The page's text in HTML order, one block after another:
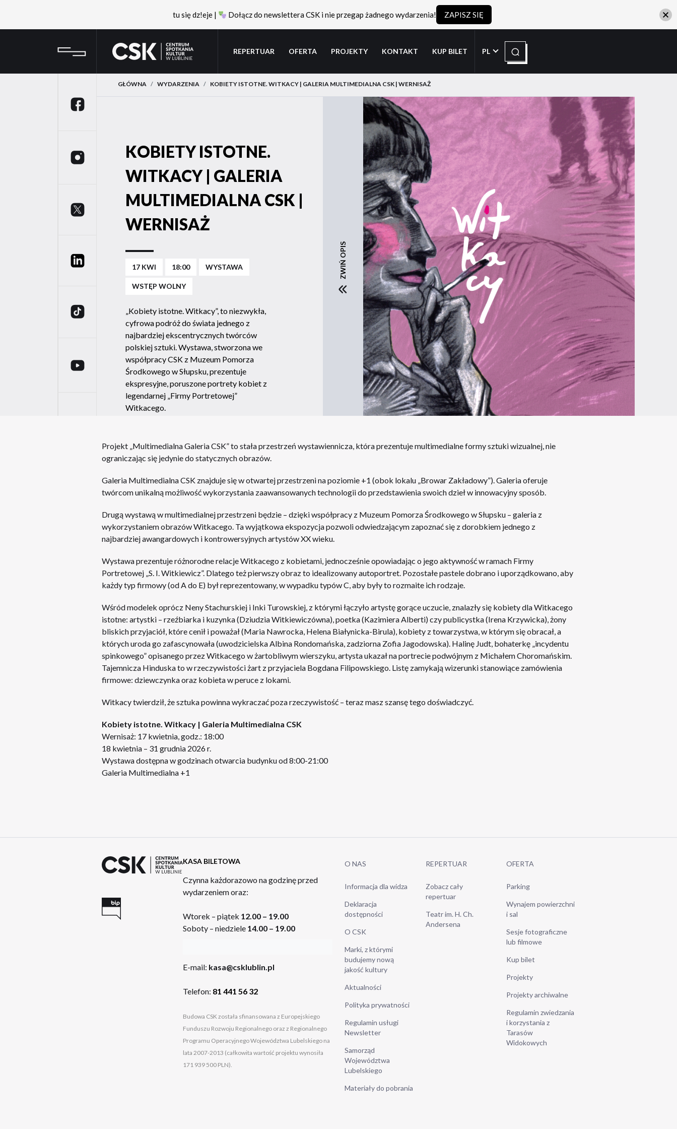
REPERTUAR OFERTA PROJEKTY KONTAKT KUP BILET PL Szukaj
Twitter
Linkedin
TikTok
GŁÓWNA WYDARZENIA KOBIETY ISTOTNE. WITKACY | GALERIA MULTIMEDIALNA CSK | WERNISAŻ
KOBIETY ISTOTNE.
WITKACY | GALERIA
MULTIMEDIALNA CSK |
WERNISAŻ
17 KWI 18:00 WYSTAWA
WSTĘP WOLNY
„Kobiety istotne. Witkacy”, to niezwykła,
cyfrowa podróż do świata jednego z
najbardziej ekscentrycznych twórców
polskiej sztuki. Wystawa, stworzona we
współpracy CSK z Muzeum Pomorza
Środkowego w Słupsku, prezentuje
ekspresyjne, poruszone portrety kobiet z
legendarnej „Firmy Portretowej”
Witkacego.
ZWIŃ OPIS
Projekt „Multimedialna Galeria CSK” to stała przestrzeń wystawiennicza, która prezentuje multimedialne formy sztuki wizualnej, nie
ograniczając się jedynie do statycznych obrazów.
Galeria Multimedialna CSK znajduje się w otwartej przestrzeni na poziomie +1 (obok lokalu „Browar Zakładowy”). Galeria oferuje
twórcom unikalną możliwość wykorzystania zaawansowanych technologii do przedstawienia swoich dzieł w innowacyjny sposób.
Drugą wystawą w multimedialnej przestrzeni będzie – dzięki współpracy z Muzeum Pomorza Środkowego w Słupsku – galeria z
wykorzystaniem obrazów Witkacego. Ta wyjątkowa ekspozycja pozwoli odwiedzającym zapoznać się z dorobkiem jednego z
najbardziej awangardowych i kontrowersyjnych artystów XX wieku.
Wystawa prezentuje różnorodne relacje Witkacego z kobietami, jednocześnie opowiadając o jego aktywność w ramach Firmy
Portretowej „S. I. Witkiewicz”. Dlatego też pierwszy obraz to idealizowany autoportret. Pozostałe pastele dobrano i uporządkowano, aby
każdy typ firmowy (od A do E) był reprezentowany, w wypadku typów C, aby były to rozmaite ich rodzaje.
Wśród modelek oprócz Neny Stachurskiej i Inki Turowskiej, z którymi łączyło artystę gorące uczucie, znalazły się kobiety dla Witkacego
istotne: artystki – rzeźbiarka i kuzynka (Dziudzia Witkiewiczówna), poetka (Kazimiera Alberti) czy publicystka (Irena Krzywicka), żony
bliskich przyjaciół, które cenił i poważał (Maria Nawrocka, Helena Białynicka-Birula), kobiety z towarzystwa, w którym się obracał, a
których uroda go zafascynowała (uwodzicielska Albina Rondomańska, zadziorna Zofia Jagodowska). Halinę Judt, bohaterkę „incydentu
spinkowego” opisanego przez Witkacego w żartobliwym wierszyku, artysta ukazał na portrecie podwójnym z Michałem Choromańskim.
Tajemnicza Hinduska to w rzeczywistości żart z przyjaciela Bogdana Filipowskiego. Listę zamykają wizerunki stanowiące zamówienia
firmowe: dziewczynka oraz kobieta w peruce z lokami.
Witkacy twierdził, że sztuka powinna wykraczać poza rzeczywistość – teraz masz szansę tego doświadczyć.
Kobiety istotne. Witkacy | Galeria Multimedialna CSK
Wernisaż: 17 kwietnia, godz.: 18:00
18 kwietnia – 31 grudnia 2026 r.
Wystawa dostępna w godzinach otwarcia budynku od 8:00-21:00
Galeria Multimedialna +1
KASA BILETOWA
Czynna każdorazowo na godzinę przed
wydarzeniem oraz:
Wtorek – piątek 12.00 – 19.00
Soboty – niedziele 14.00 – 19.00
E-mail: kasa@csklublin.pl
Telefon: 81 441 56 32
Budowa CSK została sfinansowana z Europejskiego
Funduszu Rozwoju Regionalnego oraz z Regionalnego
Programu Operacyjnego Województwa Lubelskiego na
lata 2007-2013 (całkowita wartość projektu wynosiła
171 939 500 PLN).
O NAS
Informacja dla widza
Deklaracja
dostępności
O CSK
Marki, z którymi
budujemy nową
jakość kultury
Aktualności
Polityka prywatności
Regulamin usługi
Newsletter
Samorząd
Województwa
Lubelskiego
Materiały do pobrania
REPERTUAR
Zobacz cały
repertuar
Teatr im. H. Ch.
Andersena
OFERTA
Parking
Wynajem powierzchni
i sal
Sesje fotograficzne
lub filmowe
Kup bilet
Projekty
Projekty archiwalne
Regulamin zwiedzania
i korzystania z
Tarasów
Widokowych
tu się dz!eje | Dołącz do newslettera CSK i nie przegap żadnego wydarzenia! ZAPISZ SIĘ